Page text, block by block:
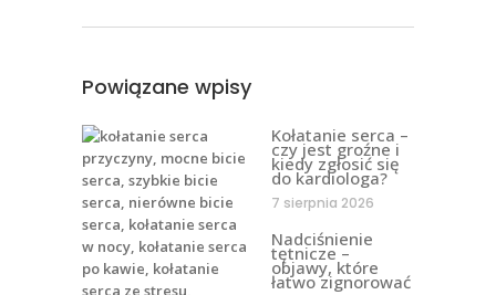
Powiązane wpisy
Kołatanie serca –
czy jest groźne i
kiedy zgłosić się
do kardiologa?
7 sierpnia 2026
Nadciśnienie
tętnicze –
objawy, które
łatwo zignorować